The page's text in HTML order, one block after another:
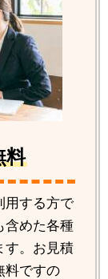
料
用する方で
含めた各種
す。お見積
料ですの